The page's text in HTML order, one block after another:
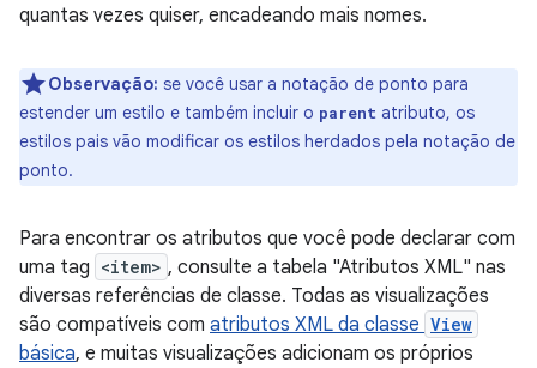
quantas vezes quiser, encadeando mais nomes.
Observação: se você usar a notação de ponto para
estender um estilo e também incluir o parent atributo, os
estilos pais vão modificar os estilos herdados pela notação de
ponto.
Para encontrar os atributos que você pode declarar com
uma tag <item> , consulte a tabela "Atributos XML" nas
diversas referências de classe. Todas as visualizações
são compatíveis com atributos XML da classe View
básica, e muitas visualizações adicionam os próprios